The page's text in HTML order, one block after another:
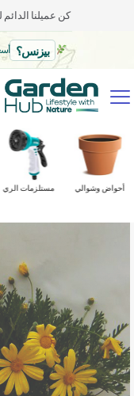
كن عميلنا
بيزنس؟
مستلزمات الري أحواض وشوالي